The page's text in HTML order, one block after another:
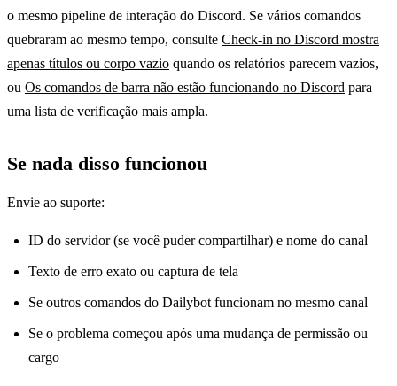
o mesmo pipeline de interação do Discord. Se vários comandos
quebraram ao mesmo tempo, consulte Check-in no Discord mostra
apenas títulos ou corpo vazio quando os relatórios parecem vazios,
ou Os comandos de barra não estão funcionando no Discord para
uma lista de verificação mais ampla.
Se nada disso funcionou
Envie ao suporte:
ID do servidor (se você puder compartilhar) e nome do canal
Texto de erro exato ou captura de tela
Se outros comandos do Dailybot funcionam no mesmo canal
Se o problema começou após uma mudança de permissão ou
cargo